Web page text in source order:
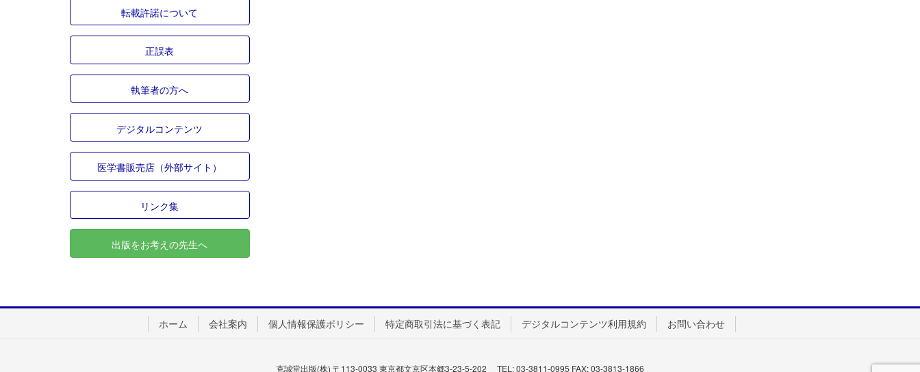
転載許諾について
正誤表
執筆者の方へ
デジタルコンテンツ
医学書販売店（外部サイト）
リンク集
出版をお考えの先生へ
ホーム 会社案内 個人情報保護ポリシー 特定商取引法に基づく表記 デジタルコンテンツ利用規約 お問い合わせ
克誠堂出版(株) 〒113-0033 東京都文京区本郷3-23-5-202 TEL: 03-3811-0995 FAX: 03-3813-1866